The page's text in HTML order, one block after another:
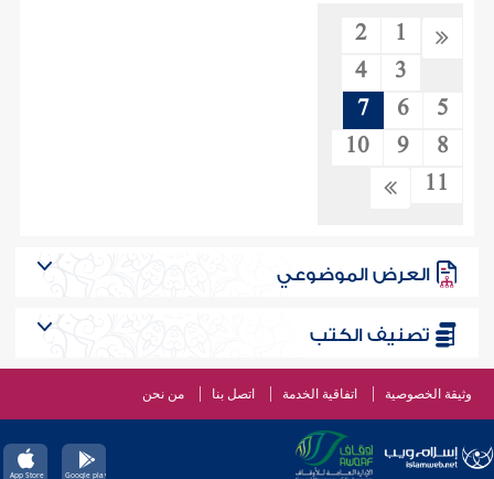
1
2
3
4
5
6
7
8
9
10
11
العرض الموضوعي
تصنيف الكتب
وثيقة الخصوصية اتفاقية الخدمة اتصل بنا من نحن